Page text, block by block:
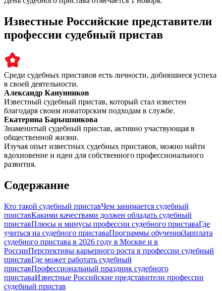
Известные Российские представители
профессии судебный пристав
Среди судебных приставов есть личности, добившиеся успеха
в своей деятельности.
Александр Канунников
Известный судебный пристав, который стал известен
благодаря своим новаторским подходам в службе.
Екатерина Барышникова
Знаменитый судебный пристав, активно участвующая в
общественной жизни.
Изучая опыт известных судебных приставов, можно найти
вдохновение и идеи для собственного профессионального
развития.
Содержание
Кто такой судебный приставЧем занимается судебный
приставКакими качествами должен обладать судебный
приставПлюсы и минусы профессии судебного приставаГде
учиться на судебного приставаПрограммы обученияЗарплата
судебного пристава в 2026 году в Москве и в
РоссииПерспективы карьерного роста в профессии судебный
приставГде может работать судебный
приставПрофессиональный праздник судебного
приставаИзвестные Российские представители профессии
судебный пристав